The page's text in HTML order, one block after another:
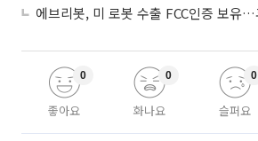
좋아요
0
화나요
0
슬퍼요
0